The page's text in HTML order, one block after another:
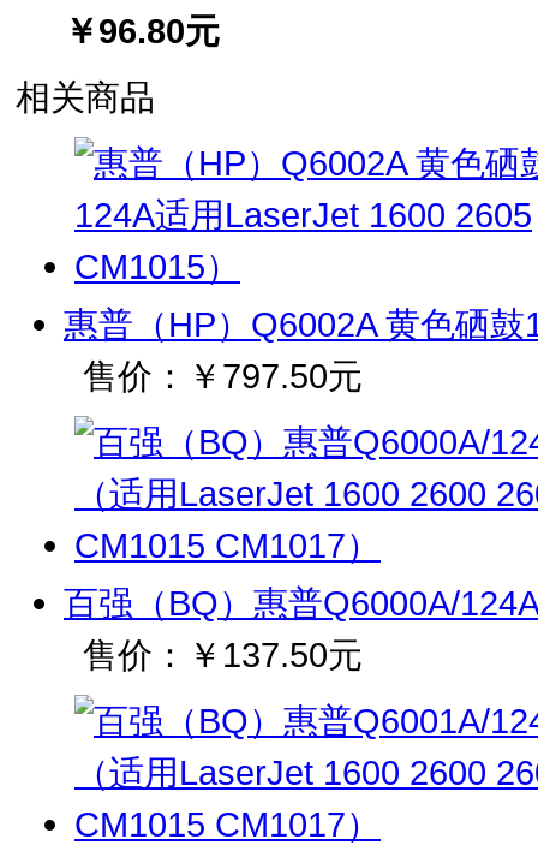
￥96.80元
相关商品
惠普（HP）Q6002A 黄色硒
售价： ￥797.50元
百强（BQ）惠普Q6000A/
售价： ￥137.50元